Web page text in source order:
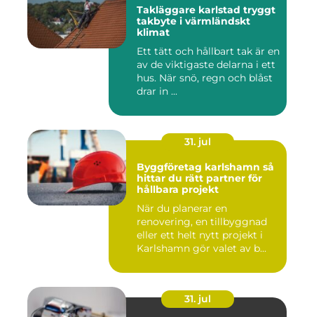
Takläggare karlstad tryggt
takbyte i värmländskt
klimat
Ett tätt och hållbart tak är en
av de viktigaste delarna i ett
hus. När snö, regn och blåst
drar in ...
31. jul
Byggföretag karlshamn så
hittar du rätt partner för
hållbara projekt
När du planerar en
renovering, en tillbyggnad
eller ett helt nytt projekt i
Karlshamn gör valet av b...
31. jul